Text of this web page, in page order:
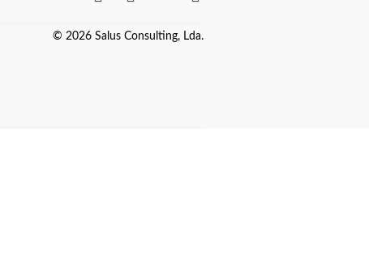
© 2026 Salus Consulting, Lda.